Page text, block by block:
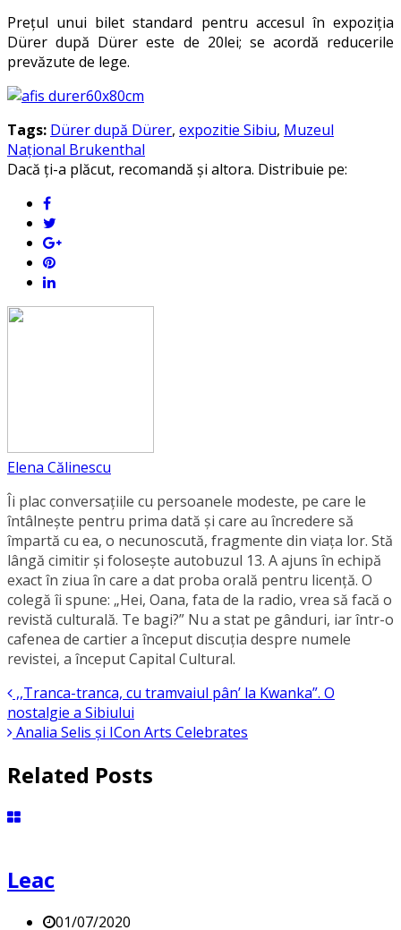
Preţul unui bilet standard pentru accesul în expoziţia
Dürer după Dürer este de 20lei; se acordă reducerile
prevăzute de lege.
Tags: Dürer după Dürer, expozitie Sibiu, Muzeul
Național Brukenthal
Dacă ți-a plăcut, recomandă și altora. Distribuie pe:
Elena Călinescu
Îi plac conversaţiile cu persoanele modeste, pe care le
întâlneşte pentru prima dată şi care au încredere să
împartă cu ea, o necunoscută, fragmente din viaţa lor. Stă
lângă cimitir și foloseşte autobuzul 13. A ajuns în echipă
exact în ziua în care a dat proba orală pentru licență. O
colegă îi spune: „Hei, Oana, fata de la radio, vrea să facă o
revistă culturală. Te bagi?” Nu a stat pe gânduri, iar într-o
cafenea de cartier a început discuția despre numele
revistei, a început Capital Cultural.
,,Tranca-tranca, cu tramvaiul pân’ la Kwanka”. O
nostalgie a Sibiului
Analia Selis şi ICon Arts Celebrates
Related Posts
Leac
01/07/2020